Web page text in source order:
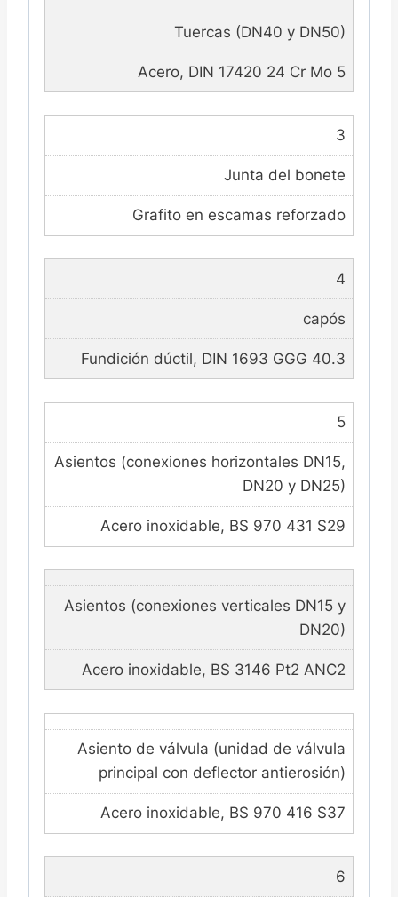
Tuercas (DN40 y DN50)
Acero, DIN 17420 24 Cr Mo 5
3
Junta del bonete
Grafito en escamas reforzado
4
capós
Fundición dúctil, DIN 1693 GGG 40.3
5
Asientos (conexiones horizontales DN15,
DN20 y DN25)
Acero inoxidable, BS 970 431 S29
Asientos (conexiones verticales DN15 y
DN20)
Acero inoxidable, BS 3146 Pt2 ANC2
Asiento de válvula (unidad de válvula
principal con deflector antierosión)
Acero inoxidable, BS 970 416 S37
6